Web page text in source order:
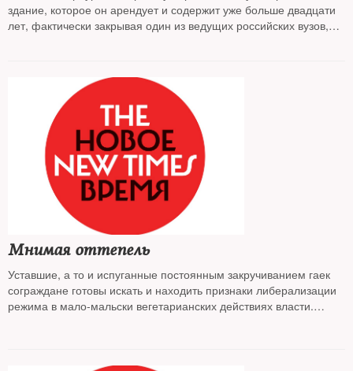
здание, которое он арендует и содержит уже больше двадцати
лет, фактически закрывая один из ведущих российских вузов,
Мнимая оттепель
Уставшие, а то и испуганные постоянным закручиванием гаек
сограждане готовы искать и находить признаки либерализации
режима в мало-мальски вегетарианских действиях власти.